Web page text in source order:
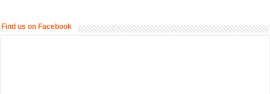
Find us on Facebook